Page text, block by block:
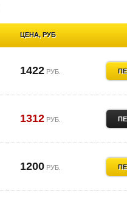
ЦЕНА, РУБ
1422 РУБ.
1312 РУБ.
1200 РУБ.